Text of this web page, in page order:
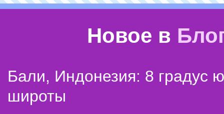
Новое в
Бали, Индонезия: 8 градус
широты